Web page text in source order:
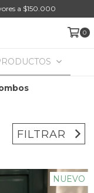
a $150.000
0
FILTRAR
NUEVO